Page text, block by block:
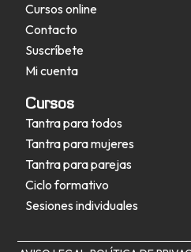
Cursos online
Contacto
Suscríbete
Mi cuenta
Cursos
Tantra para todos
Tantra para mujeres
Tantra para parejas
Ciclo formativo
Sesiones individuales